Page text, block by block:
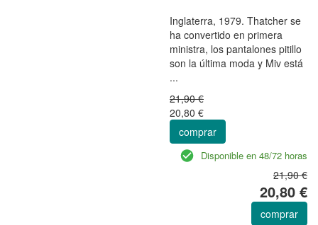
Inglaterra, 1979. Thatcher se
ha convertido en primera
ministra, los pantalones pitillo
son la última moda y Miv está
...
21,90 €
20,80 €
comprar
Disponible en 48/72 horas
21,90 €
20,80 €
comprar